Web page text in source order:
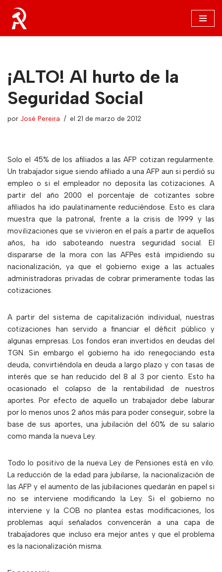
Saltar
al
¡ALTO! Al hurto de la
Seguridad Social
por José Pereira el 21 de marzo de 2012
Solo el 45% de los afiliados a las AFP cotizan regularmente.
Un trabajador sigue siendo afiliado a una AFP aun si perdió su
empleo o si el empleador no deposita las cotizaciones. A
partir del año 2000 el porcentaje de cotizantes sobre
afiliados ha ido paulatinamente reduciéndose. Esto es clara
muestra que la patronal, frente a la crisis de 1999 y las
movilizaciones que se vivieron en el país a partir de aquellos
años, ha ido saboteando nuestra seguridad social. El
dispararse de la mora con las AFPes está impidiendo su
nacionalización, ya que el gobierno exige a las actuales
administradoras privadas de cobrar primeramente todas las
cotizaciones.
A partir del sistema de capitalización individual, nuestras
cotizaciones han servido a financiar el déficit público y
algunas empresas. Los fondos eran invertidos en deudas del
TGN. Sin embargo el gobierno ha ido renegociando esta
deuda, convirtiéndola en deuda a largo plazo y con tasas de
interés que se han reducido del 8 al 3 por ciento. Esto ha
ocasionado el colapso de la rentabilidad de nuestros
aportes. Por efecto de aquello un trabajador debe laburar
por lo menos unos 2 años más para poder conseguir, sobre la
base de sus aportes, una jubilación del 60% de su salario
como manda la nueva Ley.
Todo lo positivo de la nueva Ley de Pensiones está en vilo.
La reducción de la edad para jubilarse, la nacionalización de
las AFP y el aumento de las jubilaciones quedarán en papel si
no se interviene modificando la Ley. Si el gobierno no
interviene y la COB no plantea estas modificaciones, los
problemas aquí señalados convencerán a una capa de
trabajadores que incluso era mejor antes y que el problema
es la nacionalización misma.